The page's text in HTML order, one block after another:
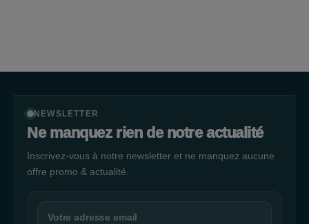
NEWSLETTER
Ne manquez rien de notre actualité
Inscrivez-vous à notre newsletter et ne manquez aucune
offre promo & actualité.